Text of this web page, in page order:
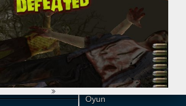
Duvar Yazıları
Hızlı Okuma Testi
Hesaplamalar
Oyun